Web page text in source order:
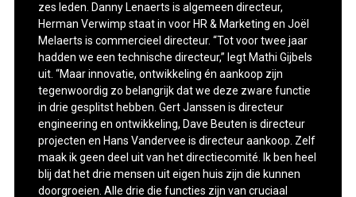
zes leden. Danny Lenaerts is algemeen directeur,
Herman Verwimp staat in voor HR & Marketing en Joël
Melaerts is commercieel directeur. “Tot voor twee jaar
hadden we een technische directeur,” legt Mathi Gijbels
uit. “Maar innovatie, ontwikkeling én aankoop zijn
tegenwoordig zo belangrijk dat we deze zware functie
in drie gesplitst hebben. Gert Janssen is directeur
engineering en ontwikkeling, Dave Beuten is directeur
projecten en Hans Vandervee is directeur aankoop. Zelf
maak ik geen deel uit van het directiecomité. Ik ben heel
blij dat het drie mensen uit eigen huis zijn die kunnen
doorgroeien. Alle drie die functies zijn van cruciaal